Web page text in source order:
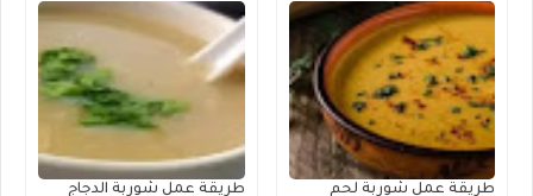
طريقة عمل شوربة لحم
طريقة عمل شوربة الدجاج